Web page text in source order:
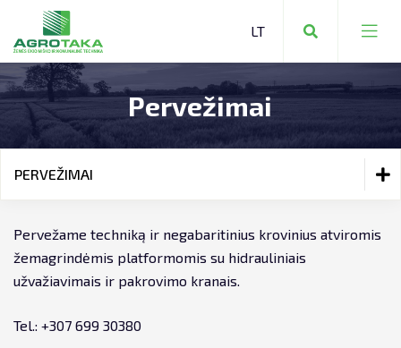
ŽEMĖS ŪKIO TECHNIKA
SANDĖLIAVIMO TECHNIKA
KITA TECHNIKA
ATSARGINĖS DALYS:
ŠIAULIAI +370 650 20336
VIEVIS +370 699 68813
SERVISAS
Pervežimai
PERVEŽIMAI
PERVEŽIMAI
Pervežame techniką ir negabaritinius krovinius atviromis
žemagrindėmis platformomis su hidrauliniais
užvažiavimais ir pakrovimo kranais.
Tel.: +307 699 30380